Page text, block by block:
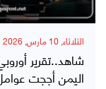
الثلاثاء, 10 مارس, 2026
شاهد..تقرير
اليمن أججت